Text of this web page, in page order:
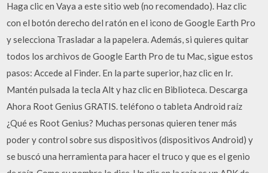
Haga clic en Vaya a este sitio web (no recomendado). Haz clic
con el botón derecho del ratón en el icono de Google Earth Pro
y selecciona Trasladar a la papelera. Además, si quieres quitar
todos los archivos de Google Earth Pro de tu Mac, sigue estos
pasos: Accede al Finder. En la parte superior, haz clic en Ir.
Mantén pulsada la tecla Alt y haz clic en Biblioteca. Descarga
Ahora Root Genius GRATIS. teléfono o tableta Android raíz
¿Qué es Root Genius? Muchas personas quieren tener más
poder y control sobre sus dispositivos (dispositivos Android) y
se buscó una herramienta para hacer el truco y que es el genio